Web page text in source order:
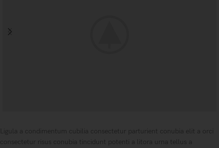
Ligula a condimentum cubilia consectetur parturient conubia elit a orci
consectetur risus conubia tincidunt potenti a litora urna tellus a